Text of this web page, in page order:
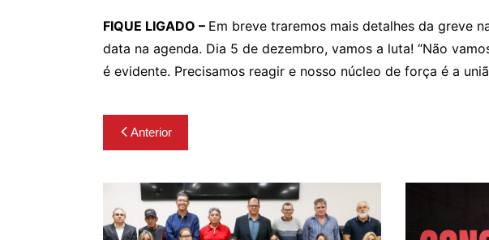
FIQUE LIGADO – Em breve traremos mais detalhes da greve
data na agenda. Dia 5 de dezembro, vamos a luta! “Não
é evidente. Precisamos reagir e nosso núcleo de força é a
Navegação
de
Post
Anterior